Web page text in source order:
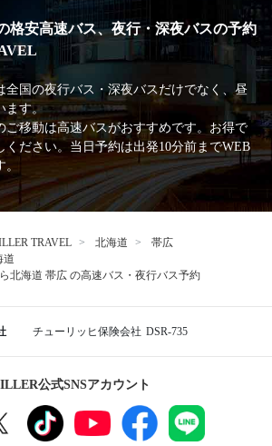
格安高速バス、夜行・深夜バスの予約
全国の夜行バス・深夜バスだけでなく、昼
ます。
ご移動は高速バスがおすすめです。お得で
ください。当日予約は出発10分前までWEB
TRAVEL 北海道
帯広
道
北海道 帯広 の高速バス・夜行バス予約
チューリッヒ保険会社 DSR-735
公式SNSアカウント